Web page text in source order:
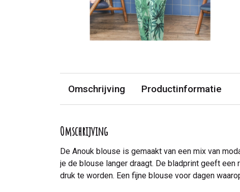
Omschrijving Productinformatie
Omschrijving
De Anouk blouse is gemaakt van een mix van
je de blouse langer draagt. De bladprint geeft
druk te worden. Een fijne blouse voor dagen